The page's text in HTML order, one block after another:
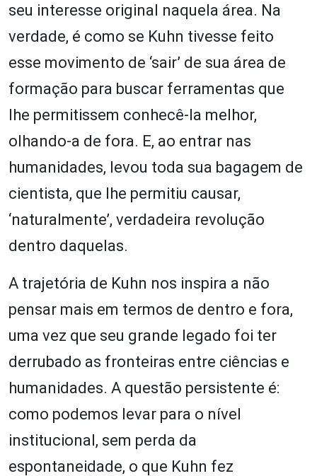
seu interesse original naquela área. Na
verdade, é como se Kuhn tivesse feito
esse movimento de ‘sair’ de sua área de
formação para buscar ferramentas que
lhe permitissem conhecê-la melhor,
olhando-a de fora. E, ao entrar nas
humanidades, levou toda sua bagagem de
cientista, que lhe permitiu causar,
‘naturalmente’, verdadeira revolução
dentro daquelas.
A trajetória de Kuhn nos inspira a não
pensar mais em termos de dentro e fora,
uma vez que seu grande legado foi ter
derrubado as fronteiras entre ciências e
humanidades. A questão persistente é:
como podemos levar para o nível
institucional, sem perda da
espontaneidade, o que Kuhn fez